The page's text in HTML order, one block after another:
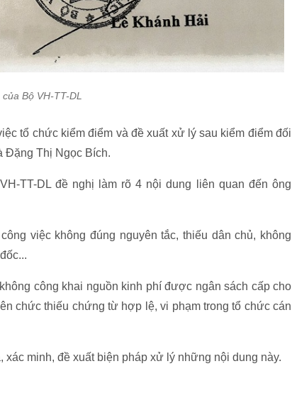
Bộ VH-TT-DL
tổ chức kiểm điểm và đề xuất xử lý sau kiểm điểm đối
Đặng Thị Ngọc Bích.
TT-DL đề nghị làm rõ 4 nội dung liên quan đến ông
việc không đúng nguyên tắc, thiếu dân chủ, không
công khai nguồn kinh phí được ngân sách cấp cho
chức thiếu chứng từ hợp lệ, vi phạm trong tổ chức cán
xác minh, đề xuất biện pháp xử lý những nội dung này.